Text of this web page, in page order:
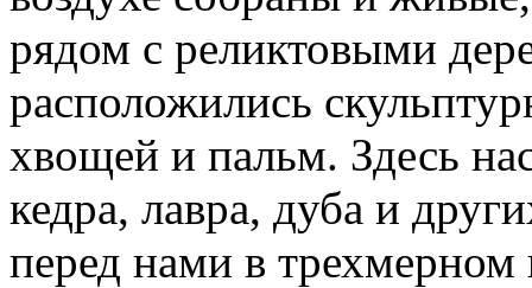
рядом с реликтовыми
расположились
хвощей и пальм. Здесь
кедра, лавра, дуба и
перед нами в трехмерном